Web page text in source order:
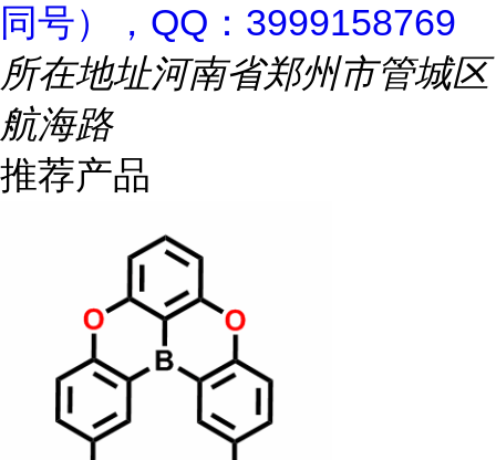
同号），QQ：3999158769
所在地址河南省郑州市管城区
航海路
推荐产品